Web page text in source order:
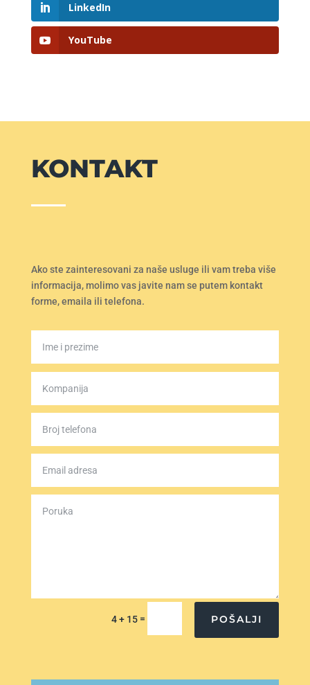
LinkedIn
YouTube
KONTAKT
Ako ste zainteresovani za naše usluge ili vam treba više
informacija, molimo vas javite nam se putem kontakt
forme, emaila ili telefona.
4 + 15 = POŠALJI